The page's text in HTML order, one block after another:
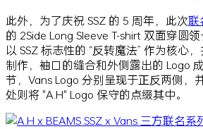
此外，为了庆祝 SSZ 的 5 周年，此次联
的 2Side Long Sleeve T-shirt 双面穿圆
以 SSZ 标志性的 “反转魔法” 作为核心
制作，袖口的缝合和外侧露出的 Logo
节，Vans Logo 分别呈现于正反两侧，
处则将 "A.H" Logo 保守的点缀其中。